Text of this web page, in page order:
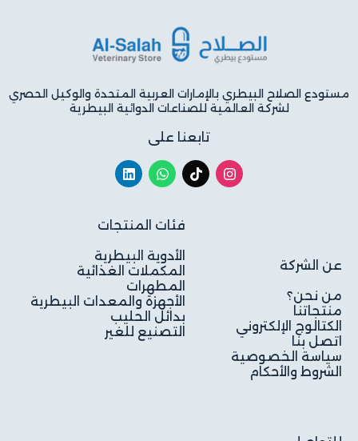
مستودع الصلاح البيطري بالإمارات العربية المتحدة والوكيل الحصري
لشركة العالمية للصناعات الدوائية البيطرية
تابعنا على
عن الشركة
من نحن؟
منتجاتنا
الكتالوج الإلكتروني
اتصل بنا
سياسة الخصوصية
الشروط والأحكام
فئات المنتجات
الأدوية البيطرية
المكملات الغذائية
المطهرات
الأجهزة والمعدات البيطرية
بدائل الحليب
التصنيع للغير